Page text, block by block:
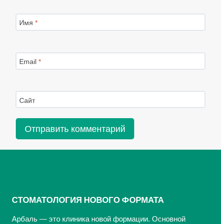
Имя *
Email *
Сайт
СТОМАТОЛОГИЯ НОВОГО ФОРМАТА
Арбаль — это клиника новой формации. Основной